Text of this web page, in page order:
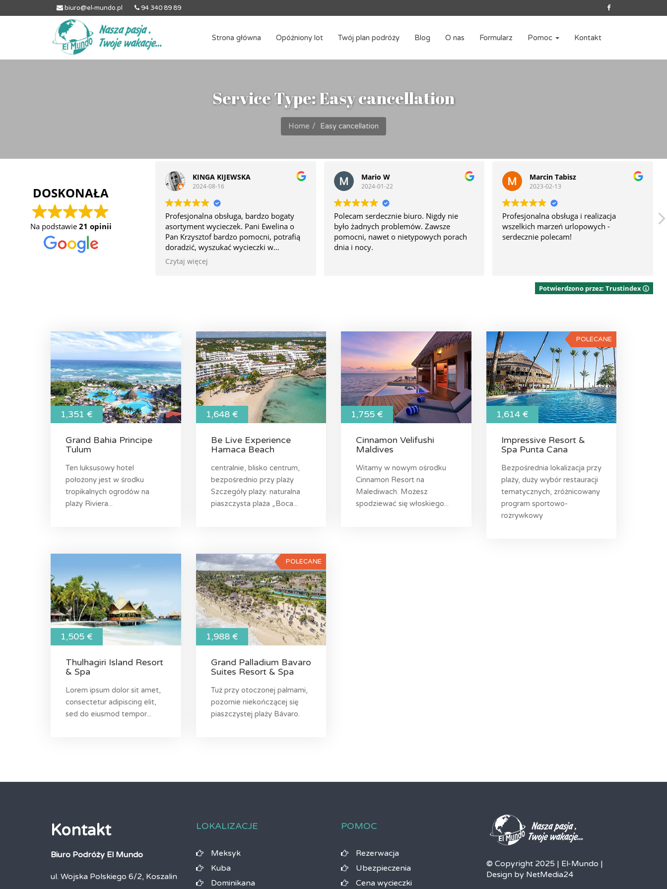
biuro@el-mundo.pl 94 340 89 89
Strona główna Opóźniony lot Twój plan podróży Blog O nas Formularz Pomoc Kontakt
Service Type: Easy cancellation
Home Easy cancellation
DOSKONAŁA
Na podstawie 21 opinii
KINGA KIJEWSKA
2024-08-16
Profesjonalna obsługa, bardzo bogaty
asortyment wycieczek. Pani Ewelina o
Pan Krzysztof bardzo pomocni, potrafią
doradzić, wyszukać wycieczki w
doskonałych cenach i super jakości.
Planując podróż zdecydowanie warto
Czytaj więcej
Mario W
2024-01-22
Polecam serdecznie biuro. Nigdy nie
było żadnych problemów. Zawsze
pomocni, nawet o nietypowych porach
dnia i nocy.
Marcin Tabisz
2023-02-13
Profesjonalna obsługa i realizacja
wszelkich marzeń urlopowych -
serdecznie polecam!
Potwierdzono przez: Trustindex
1,351 €
Grand Bahia Principe
Tulum
Ten luksusowy hotel
położony jest w środku
tropikalnych ogrodów na
plaży Riviera...
1,648 €
Be Live Experience
Hamaca Beach
centralnie, blisko centrum,
bezpośrednio przy plaży
Szczegóły plaży: naturalna
piaszczysta plaża „Boca...
1,755 €
Cinnamon Velifushi
Maldives
Witamy w nowym ośrodku
Cinnamon Resort na
Malediwach. Możesz
spodziewać się włoskiego...
1,614 €
POLECANE
Impressive Resort &
Spa Punta Cana
Bezpośrednia lokalizacja przy
plaży, duży wybór restauracji
tematycznych, zróżnicowany
program sportowo-
rozrywkowy
1,505 €
Thulhagiri Island Resort
& Spa
Lorem ipsum dolor sit amet,
consectetur adipiscing elit,
sed do eiusmod tempor...
1,988 €
POLECANE
Grand Palladium Bavaro
Suites Resort & Spa
Tuż przy otoczonej palmami,
pozornie niekończącej się
piaszczystej plaży Bávaro.
Kontakt
Biuro Podróży El Mundo
ul. Wojska Polskiego 6/2, Koszalin
LOKALIZACJE
Meksyk
Kuba
Dominikana
POMOC
Rezerwacja
Ubezpieczenia
Cena wycieczki
© Copyright 2025 | El-Mundo |
Design by NetMedia24